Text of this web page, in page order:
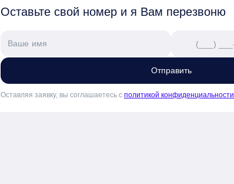
Оставьте свой номер и я Вам перезвоню
Отправить
Оставляя заявку, вы соглашаетесь с политикой конфиденциальности